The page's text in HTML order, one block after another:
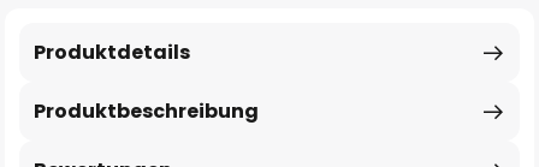
Produktbeschreibung
Produktdetails